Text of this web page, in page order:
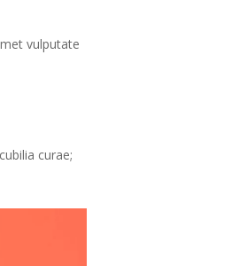
vulputate
curae;